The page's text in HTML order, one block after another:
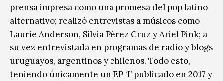
prensa impresa como una promesa del pop latino
alternativo; realizó entrevistas a músicos como
Laurie Anderson, Sílvia Pérez Cruz y Ariel Pink; a
su vez entrevistada en programas de radio y blogs
uruguayos, argentinos y chilenos. Todo esto,
teniendo únicamente un EP ‘I’ publicado en 2017 y